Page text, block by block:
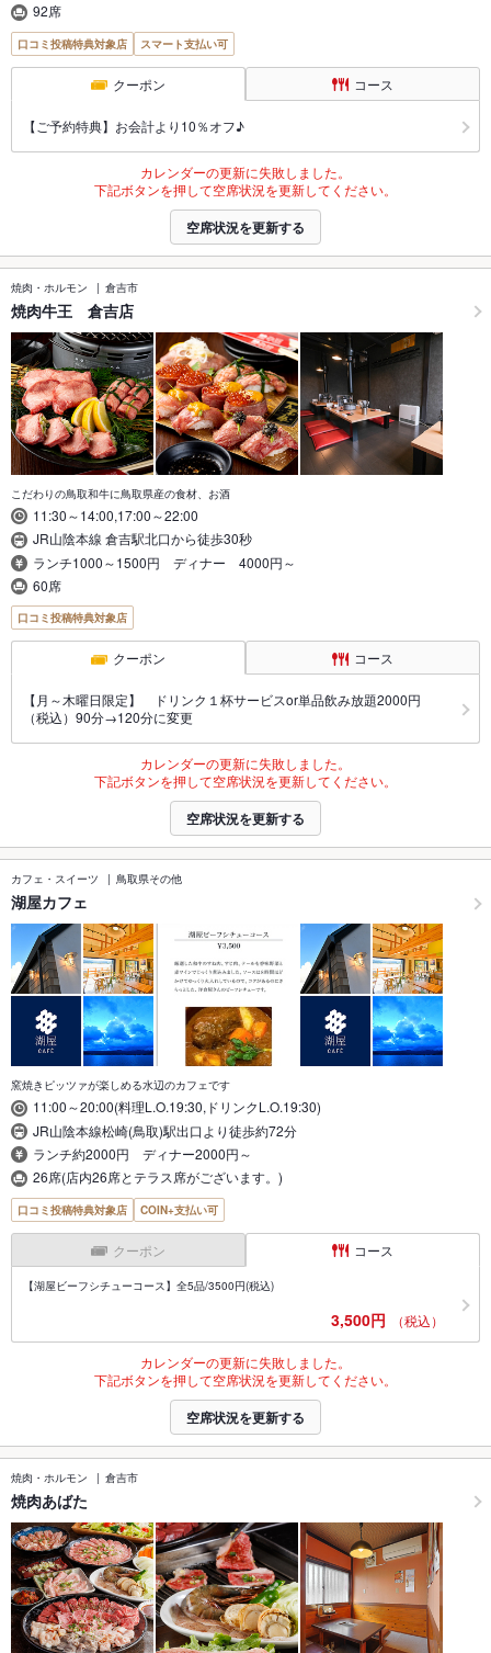
92席
口コミ投稿特典対象店 スマート支払い可
クーポン コース
【ご予約特典】お会計より10％オフ♪
カレンダーの更新に失敗しました。
下記ボタンを押して空席状況を更新してください。
空席状況を更新する
焼肉・ホルモン 倉吉市
焼肉牛王 倉吉店
こだわりの鳥取和牛に鳥取県産の食材、お酒
11:30～14:00,17:00～22:00
JR山陰本線 倉吉駅北口から徒歩30秒
ランチ1000～1500円 ディナー 4000円～
60席
口コミ投稿特典対象店
クーポン コース
【月～木曜日限定】 ドリンク１杯サービスor単品飲み放題2000円
（税込）90分→120分に変更
カレンダーの更新に失敗しました。
下記ボタンを押して空席状況を更新してください。
空席状況を更新する
カフェ・スイーツ 鳥取県その他
湖屋カフェ
窯焼きピッツァが楽しめる水辺のカフェです
11:00～20:00(料理L.O.19:30,ドリンクL.O.19:30)
JR山陰本線松崎(鳥取)駅出口より徒歩約72分
ランチ約2000円 ディナー2000円～
26席(店内26席とテラス席がございます。)
口コミ投稿特典対象店 COIN+支払い可
クーポン コース
【湖屋ビーフシチューコース】全5品/3500円(税込)
3,500円 （税込）
カレンダーの更新に失敗しました。
下記ボタンを押して空席状況を更新してください。
空席状況を更新する
焼肉・ホルモン 倉吉市
焼肉あばた